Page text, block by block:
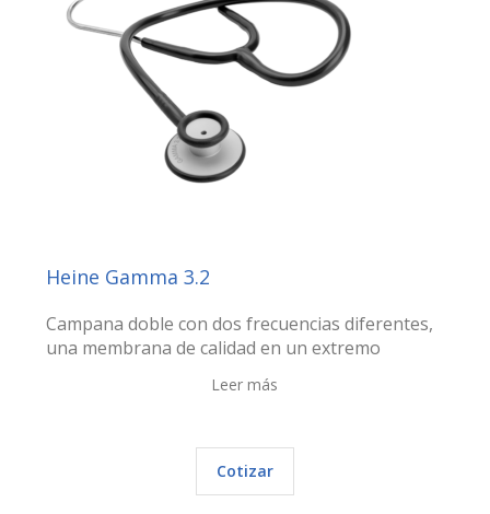
Heine Gamma 3.2
Campana doble con dos frecuencias diferentes,
una membrana de calidad en un extremo
Leer más
Cotizar